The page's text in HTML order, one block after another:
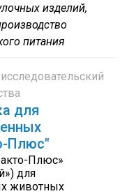
изделий,
питания
для
Плюс"
Плюс»
для
животных